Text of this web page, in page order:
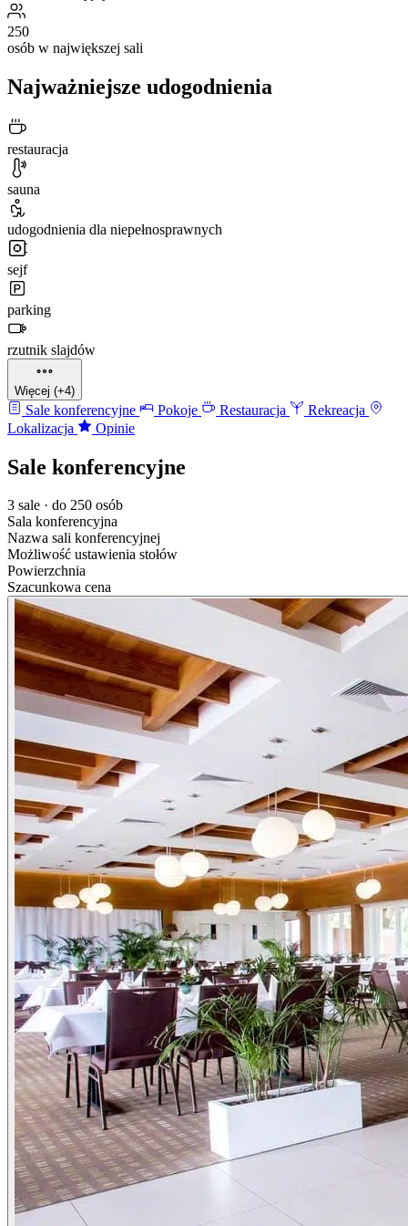
250
osób w największej sali
Najważniejsze udogodnienia
restauracja
sauna
udogodnienia dla niepełnosprawnych
sejf
parking
rzutnik slajdów
Więcej (+4)
Sale konferencyjne Pokoje Restauracja
Rekreacja
Lokalizacja
Opinie
Sale konferencyjne
3 sale · do 250 osób
Sala konferencyjna
Nazwa sali konferencyjnej
Możliwość ustawienia stołów
Powierzchnia
Szacunkowa cena